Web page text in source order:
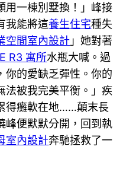
用一棟別墅換！」峰接
我能將這養生住宅種失
空間室內設計 」她對著
R3 寓所水瓶大喊。過
你的愛缺乏彈性。你的
法被我完美平衡。」疾
得癱軟在地……顛末長
峰便默默分開，回到執
室內設計奔馳拯救了一